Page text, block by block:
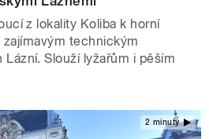
z lokality Koliba k horní
technickým
Lázní. Slouží lyžařům i pěším
2 minuty